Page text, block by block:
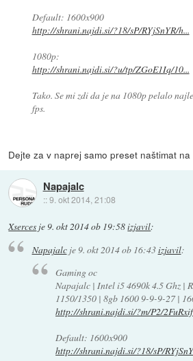
Default: 1600x900
http://shrani.najdi.si/?18/sP/RYjSnYR/h...
1080p:
http://shrani.najdi.si/?u/tp/ZGoE1Iq/10...
Tako. Se mi zdi da je na 1080p pelalo
fps.
Dejte za v naprej samo preset naštimat na
Napajalc
::9. okt 2014, 21:08
Xserces je9. okt 2014 ob 19:58izjavil:
Napajalcje9. okt 2014 ob 16:43izjavil:
Gaming oc
Napajalc | Intel i5 4690k 4.5 Ghz |
1150/1350 | 8gb 1600 9-9-9-27 |
http://shrani.najdi.si/?m/P2/
Default: 1600x900
http://shrani.najdi.si/?18/sP/